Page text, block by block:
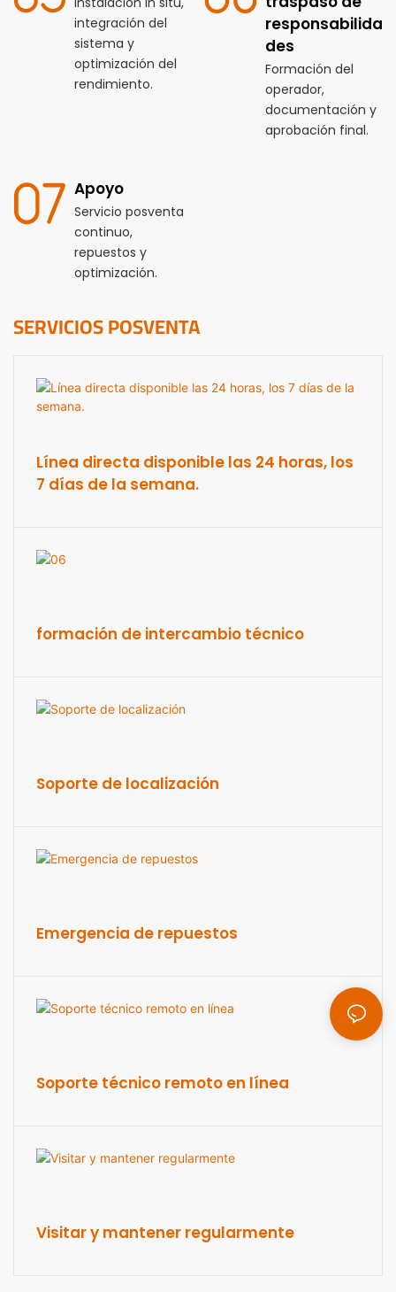
integración del
sistema y
optimización del
rendimiento.
responsabilida
des
Formación del
operador,
documentación y
aprobación final.
Apoyo
Servicio posventa
continuo,
repuestos y
optimización.
SERVICIOS POSVENTA
Línea directa disponible las 24 horas, los
7 días de la semana.
formación de intercambio técnico
Soporte de localización
Emergencia de repuestos
Soporte técnico remoto en línea
Visitar y mantener regularmente